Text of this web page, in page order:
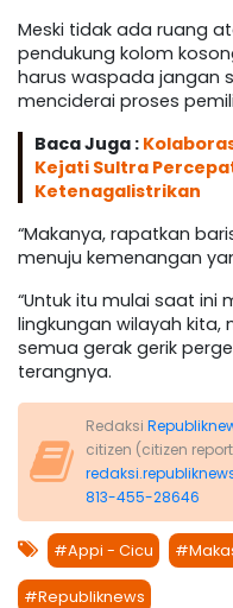
Meski tidak ada ruang
pendukung kolom
harus waspada jangan
menciderai proses
Baca Juga :
Kejati Sultra
Ketenagalistrikan
“Makanya, rapatkan
menuju kemenangan
“Untuk itu mulai saat ini
lingkungan wilayah
semua gerak gerik
terangnya.
Redaksi
citizen (citizen
813-455-28646
#Appi - Cicu
#Republiknews